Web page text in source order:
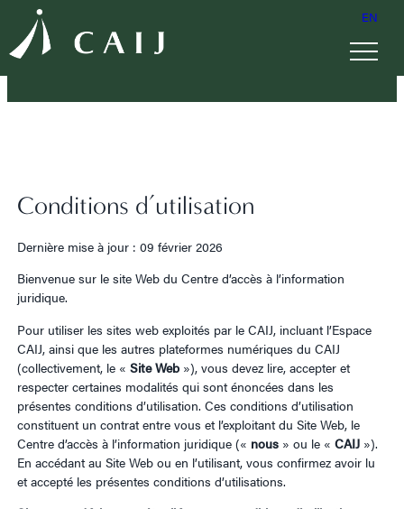
EN
Conditions d’utilisation
Dernière mise à jour : 09 février 2026
Bienvenue sur le site Web du Centre d’accès à l’information
juridique.
Pour utiliser les sites web exploités par le CAIJ, incluant l’Espace
CAIJ, ainsi que les autres plateformes numériques du CAIJ
(collectivement, le « Site Web»), vous devez lire, accepter et
respecter certaines modalités qui sont énoncées dans les
présentes conditions d’utilisation. Ces conditions d’utilisation
constituent un contrat entre vous et l’exploitant du Site Web, le
Centre d’accès à l’information juridique (« nous» ou le « CAIJ»).
En accédant au Site Web ou en l’utilisant, vous confirmez avoir lu
et accepté les présentes conditions d’utilisations.